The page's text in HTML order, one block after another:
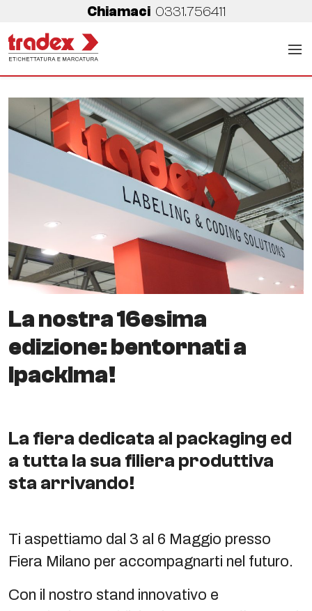
Chiamaci 0331.756411
La nostra 16esima
edizione: bentornati a
IpackIma!
La fiera dedicata al packaging ed
a tutta la sua filiera produttiva
sta arrivando!
Ti aspettiamo dal 3 al 6 Maggio presso
Fiera Milano per accompagnarti nel futuro.
Con il nostro stand innovativo e